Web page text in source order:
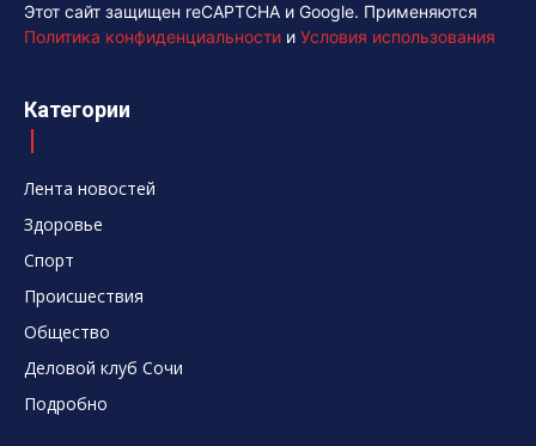
Этот сайт защищен reCAPTCHA и Google. Применяются
Политика конфиденциальности и Условия использования
Категории
Лента новостей
Здоровье
Спорт
Происшествия
Общество
Деловой клуб Сочи
Подробно